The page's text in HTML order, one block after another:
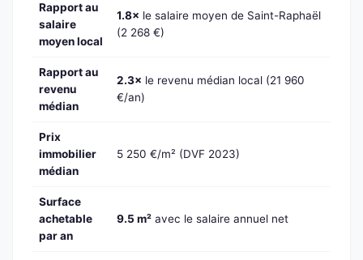
Rapport au
salaire
moyen local
1.8× le salaire moyen de Saint-Raphaël
(2 268 €)
Rapport au
revenu
médian
2.3× le revenu médian local (21 960
€/an)
Prix
immobilier
médian
5 250 €/m² (DVF 2023)
Surface
achetable
par an
9.5 m² avec le salaire annuel net